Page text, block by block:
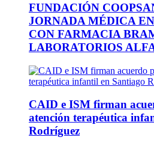
FUNDACIÓN
JORNADA MÉDICA
CON FARMACIA
LABORATORIOS
CAID e ISM firman
atención terapéutica
Rodríguez